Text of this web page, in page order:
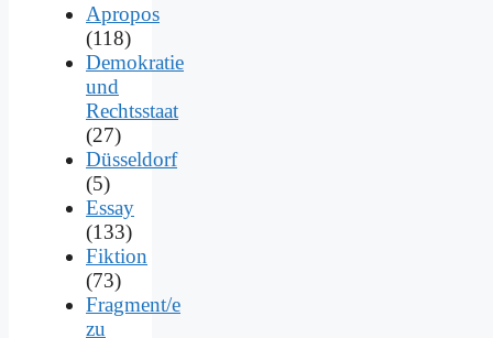
Apropos
(118)
Demokratie
und
Rechtsstaat
(27)
Düsseldorf
(5)
Essay
(133)
Fiktion
(73)
Fragment/e
zu